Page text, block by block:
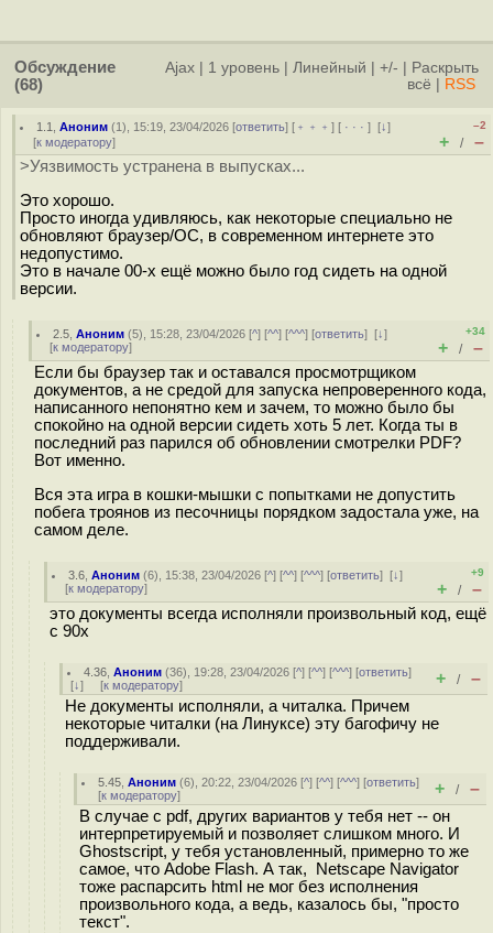
Обсуждение
(68)
Ajax 1 уровень Линейный +/-
Раскрыть
всё
RSS
1.1 ,Аноним (1), 15:19, 23/04/2026 [ответить] [ ﹢﹢﹢] [ · · ·][↓]
[к модератору]
–2
+ / –
>Уязвимость устранена в выпусках...
Это хорошо.
Просто иногда удивляюсь, как некоторые специально не
обновляют браузер/ОС, в современном интернете это
недопустимо.
Это в начале 00-х ещё можно было год сидеть на одной
версии.
2.5 ,Аноним (5), 15:28, 23/04/2026 [^] [^^] [^^^] [ответить][↓]
[к модератору]
+34
+ / –
Если бы браузер так и оставался просмотрщиком
документов, а не средой для запуска непроверенного кода,
написанного непонятно кем и зачем, то можно было бы
спокойно на одной версии сидеть хоть 5 лет. Когда ты в
последний раз парился об обновлении смотрелки PDF?
Вот именно.
Вся эта игра в кошки-мышки с попытками не допустить
побега троянов из песочницы порядком задостала уже, на
самом деле.
3.6 ,Аноним (6), 15:38, 23/04/2026 [^] [^^] [^^^] [ответить][↓]
[к модератору]
+9
+ / –
это документы всегда исполняли произвольный код, ещё
с 90х
4.36 ,Аноним (36), 19:28, 23/04/2026 [^] [^^] [^^^] [ответить]
[↓] [к модератору] + / –
Не документы исполняли, а читалка. Причем
некоторые читалки (на Линуксе) эту багофичу не
поддерживали.
5.45 ,Аноним (6), 20:22, 23/04/2026 [^] [^^] [^^^] [ответить]
[к модератору] + / –
В случае с pdf, других вариантов у тебя нет -- он
интерпретируемый и позволяет слишком много. И
Ghostscript, у тебя установленный, примерно то же
самое, что Adobe Flash. А так, Netscape Navigator
тоже распарсить html не мог без исполнения
произвольного кода, а ведь, казалось бы, "просто
текст".